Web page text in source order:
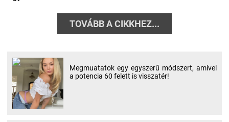
TOVÁBB A CIKKHEZ...
Megmuatatok egy egyszerű módszert, amivel
a potencia 60 felett is visszatér!